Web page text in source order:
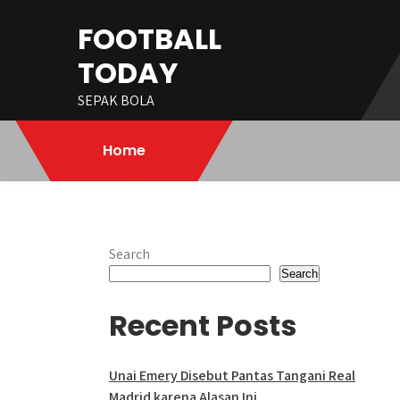
FOOTBALL
TODAY
SEPAK BOLA
Home
Search
Search
Recent Posts
Unai Emery Disebut Pantas Tangani Real